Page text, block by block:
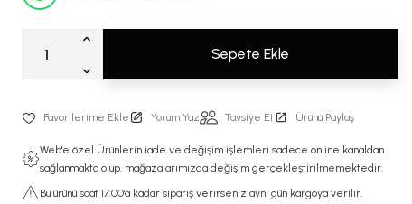
Sepete Ekle
Yorum Yaz Tavsiye Et Ürünü Paylaş
Web'e özel Ürünlerin iade ve değişim işlemleri sadece online kanaldan
sağlanmakta olup, mağazalarımızda değişim gerçekleştirilmemektedir.
Bu ürünü saat 17:00’a kadar sipariş verirseniz aynı gün kargoya verilir.